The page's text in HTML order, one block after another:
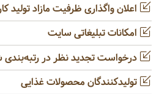
اعلان واگذاری ظرفیت مازاد تولید
امکانات تبلیغاتی سایت
درخواست تجدید نظر در
تولیدکنندگان محصولات غذایی